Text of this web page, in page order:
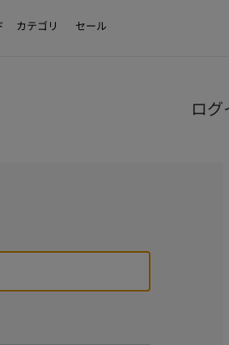
カテゴリ セール
ログ